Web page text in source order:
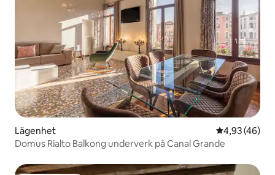
Lägenhet 4,93 av 5 i
4,93 (46)
Domus Rialto Balkong underverk på Canal Grande